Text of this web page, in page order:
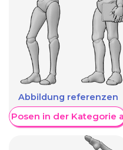
Abbildung referenzen
Posen in der Kategorie